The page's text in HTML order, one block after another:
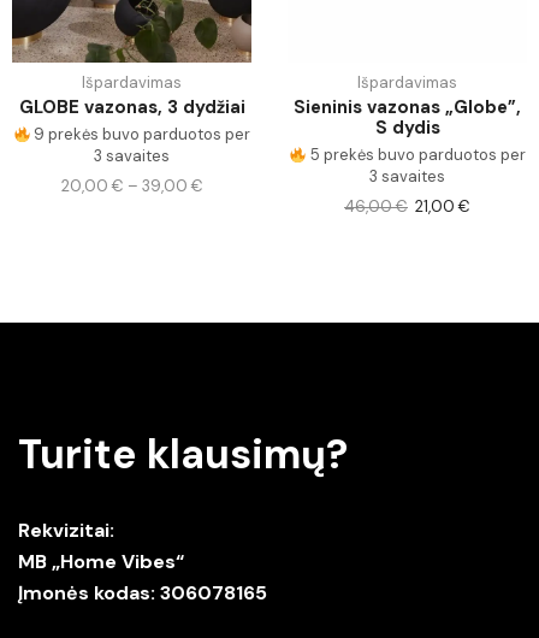
Išpardavimas
GLOBE vazonas, 3 dydžiai
9 prekės buvo parduotos per
3 savaites
20,00 € – 39,00 €
Išpardavimas
Sieninis vazonas „Globe”,
S dydis
5 prekės buvo parduotos per
3 savaites
46,00€ 21,00€
Turite klausimų?
Rekvizitai:
MB „Home Vibes“
Įmonės kodas: 306078165